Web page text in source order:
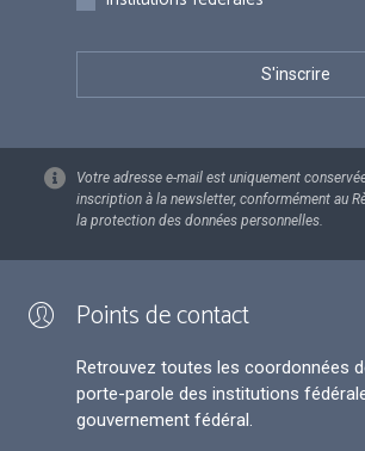
Votre adresse e-mail est uniquement
inscription à la newsletter, conformément au
la protection des données personnelles.
Points de contact
Retrouvez toutes les coordonnées
porte-parole des institutions
gouvernement fédéral.